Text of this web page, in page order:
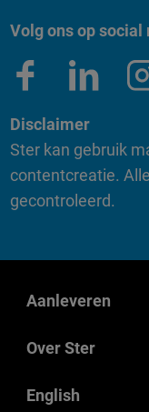
Volg ons op social
Disclaimer
Ster kan gebruik
contentcreatie.
gecontroleerd.
Aanleveren
Over Ster
English